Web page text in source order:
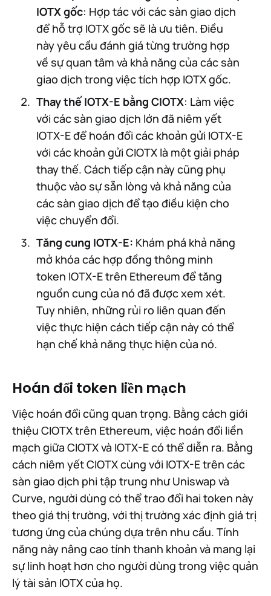
IOTX gốc: Hợp tác với các sàn giao dịch
để hỗ trợ IOTX gốc sẽ là ưu tiên. Điều
này yêu cầu đánh giá từng trường hợp
về sự quan tâm và khả năng của các sàn
giao dịch trong việc tích hợp IOTX gốc.
Thay thế IOTX-E bằng CIOTX: Làm việc
với các sàn giao dịch lớn đã niêm yết
IOTX-E để hoán đổi các khoản gửi IOTX-E
với các khoản gửi CIOTX là một giải pháp
thay thế. Cách tiếp cận này cũng phụ
thuộc vào sự sẵn lòng và khả năng của
các sàn giao dịch để tạo điều kiện cho
việc chuyển đổi.
Tăng cung IOTX-E: Khám phá khả năng
mở khóa các hợp đồng thông minh
token IOTX-E trên Ethereum để tăng
nguồn cung của nó đã được xem xét.
Tuy nhiên, những rủi ro liên quan đến
việc thực hiện cách tiếp cận này có thể
hạn chế khả năng thực hiện của nó.
Hoán đổi token liền mạch
Việc hoán đổi cũng quan trọng. Bằng cách giới
thiệu CIOTX trên Ethereum, việc hoán đổi liền
mạch giữa CIOTX và IOTX-E có thể diễn ra. Bằng
cách niêm yết CIOTX cùng với IOTX-E trên các
sàn giao dịch phi tập trung như Uniswap và
Curve, người dùng có thể trao đổi hai token này
theo giá thị trường, với thị trường xác định giá trị
tương ứng của chúng dựa trên nhu cầu. Tính
năng này nâng cao tính thanh khoản và mang lại
sự linh hoạt hơn cho người dùng trong việc quản
lý tài sản IOTX của họ.